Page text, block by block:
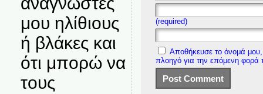
μου ηλίθιους
ή βλάκες και
ότι μπορώ να
τους
(required)
Αποθήκευσε το όνομά μου,
πλοηγό για την επόμενη